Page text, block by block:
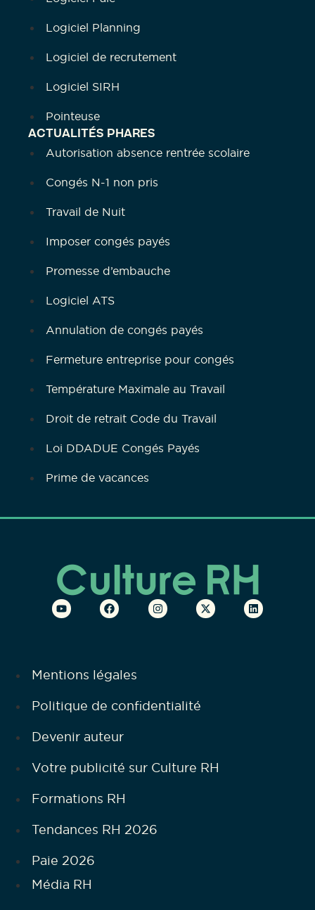
Logiciel Planning
Logiciel de recrutement
Logiciel SIRH
Pointeuse
ACTUALITÉS PHARES
Autorisation absence rentrée scolaire
Congés N-1 non pris
Travail de Nuit
Imposer congés payés
Promesse d’embauche
Logiciel ATS
Annulation de congés payés
Fermeture entreprise pour congés
Température Maximale au Travail
Droit de retrait Code du Travail
Loi DDADUE Congés Payés
Prime de vacances
Mentions légales
Politique de confidentialité
Devenir auteur
Votre publicité sur Culture RH
Formations RH
Tendances RH 2026
Paie 2026
Média RH